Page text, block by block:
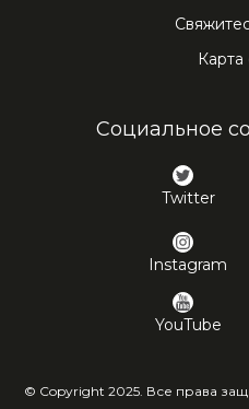
Карта
Социальное
Twitter
Instagram
YouTube
© Copyright 2025. Все права